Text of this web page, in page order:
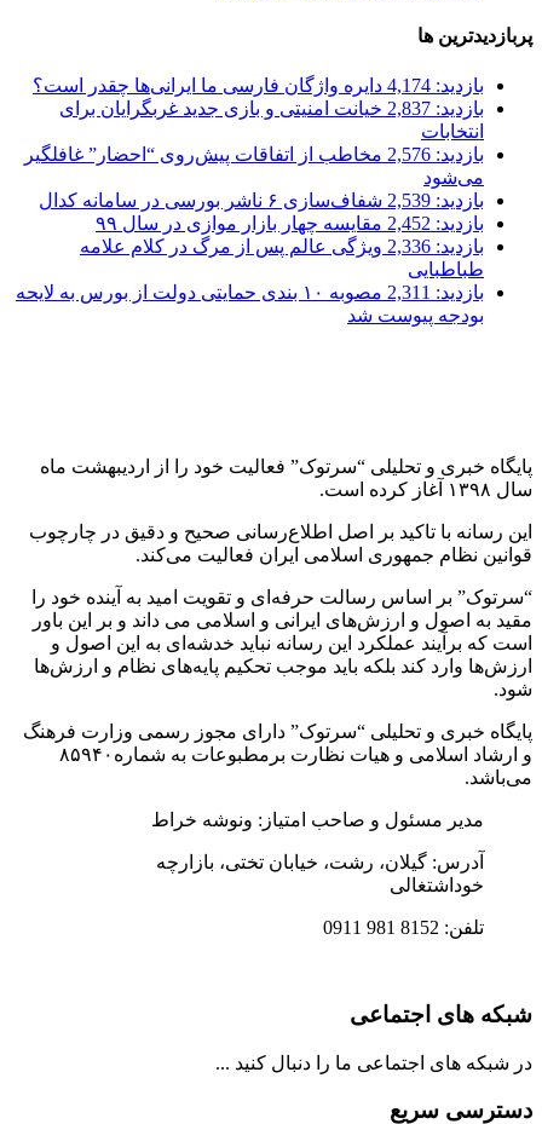
پربازدیدترین ها
بازدید: 4,174
دایره واژگان فارسی ما ایرانی‌ها چقدر است؟
بازدید: 2,837
خیانت امنیتی و بازی جدید غربگرایان برای
انتخابات
بازدید: 2,576
مخاطب از اتفاقات پیش‌روی “احضار” غافلگیر
می‌شود
بازدید: 2,539
شفاف‌سازی ۶ ناشر بورسی در سامانه کدال
بازدید: 2,452
مقایسه چهار بازار موازی در سال ۹۹
بازدید: 2,336
ویژگی عالم پس از مرگ در کلام علامه
طباطبایی
بازدید: 2,311
مصوبه ۱۰ بندی حمایتی دولت از بورس به لایحه
بودجه پیوست شد
پایگاه خبری و تحلیلی “سرتوک” فعالیت خود را از اردیبهشت ماه
سال ۱۳۹۸ آغاز کرده است.
این رسانه با تاکید بر اصل اطلاع‌رسانی صحیح و دقیق در چارچوب
قوانین نظام جمهوری اسلامی ایران فعالیت می‌کند.
“سرتوک” بر اساس رسالت حرفه‌ای و تقویت امید به آینده خود را
مقید به اصول و ارزش‌های ایرانی و اسلامی می داند و بر این باور
است که برآیند عملکرد این رسانه نباید خدشه‌ای به این اصول و
ارزش‌ها وارد کند بلکه باید موجب تحکیم پایه‌های نظام و ارزش‌ها
شود.
پایگاه خبری و تحلیلی “سرتوک” دارای مجوز رسمی وزارت فرهنگ
و ارشاد اسلامی و هیات نظارت برمطبوعات به شماره۸۵۹۴۰
می‌باشد.
مدیر مسئول و صاحب امتیاز: ونوشه خراط
آدرس: گیلان، رشت، خیابان تختی، بازارچه
خوداشتغالی
تلفن: 8152 981 0911
شبکه های اجتماعی
در شبکه های اجتماعی ما را دنبال کنید ...
دسترسی سریع